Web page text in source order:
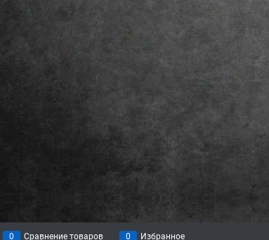
0 Сравнение товаров 0 Избранное